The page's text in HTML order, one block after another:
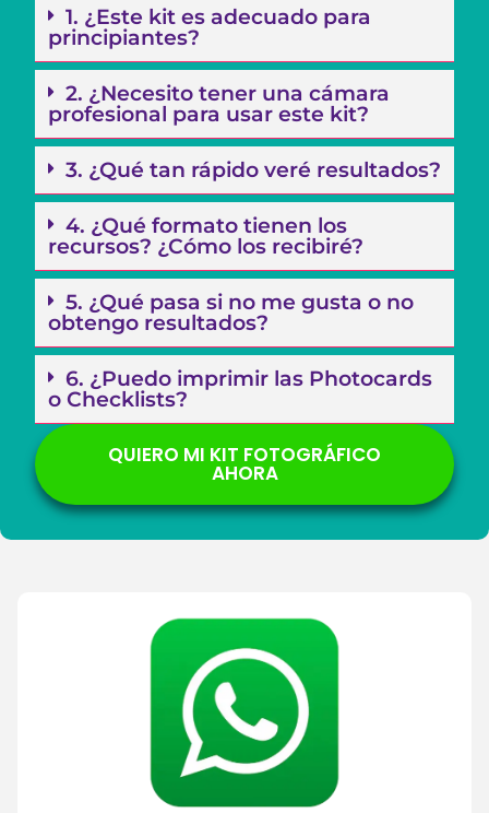
1. ¿Este kit es adecuado para
principiantes?
2. ¿Necesito tener una cámara
profesional para usar este kit?
3. ¿Qué tan rápido veré resultados?
4. ¿Qué formato tienen los
recursos? ¿Cómo los recibiré?
5. ¿Qué pasa si no me gusta o no
obtengo resultados?
6. ¿Puedo imprimir las Photocards
o Checklists?
QUIERO MI KIT FOTOGRÁFICO
AHORA